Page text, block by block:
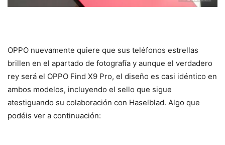
OPPO nuevamente quiere que sus teléfonos estrellas
brillen en el apartado de fotografía y aunque el verdadero
rey será el OPPO Find X9 Pro, el diseño es casi idéntico en
ambos modelos, incluyendo el sello que sigue
atestiguando su colaboración con Haselblad. Algo que
podéis ver a continuación: